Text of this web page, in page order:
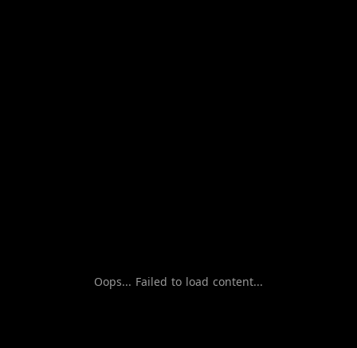
Oops... Failed to load content...